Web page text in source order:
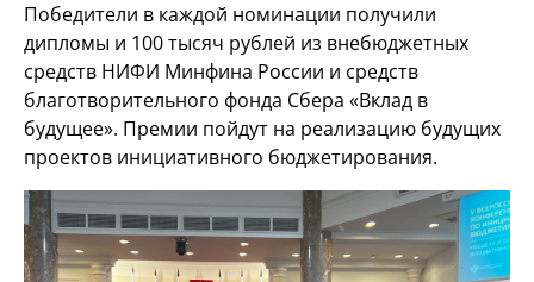
Победители в каждой номинации получили
дипломы и 100 тысяч рублей из внебюджетных
средств НИФИ Минфина России и средств
благотворительного фонда Сбера «Вклад в
будущее». Премии пойдут на реализацию будущих
проектов инициативного бюджетирования.